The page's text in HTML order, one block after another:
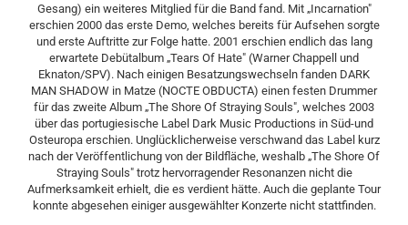
Gesang) ein weiteres Mitglied für die Band fand. Mit „Incarnation"
erschien 2000 das erste Demo, welches bereits für Aufsehen sorgte
und erste Auftritte zur Folge hatte. 2001 erschien endlich das lang
erwartete Debütalbum „Tears Of Hate" (Warner Chappell und
Eknaton/SPV). Nach einigen Besatzungswechseln fanden DARK
MAN SHADOW in Matze (NOCTE OBDUCTA) einen festen Drummer
für das zweite Album „The Shore Of Straying Souls", welches 2003
über das portugiesische Label Dark Music Productions in Süd-und
Osteuropa erschien. Unglücklicherweise verschwand das Label kurz
nach der Veröffentlichung von der Bildfläche, weshalb „The Shore Of
Straying Souls" trotz hervorragender Resonanzen nicht die
Aufmerksamkeit erhielt, die es verdient hätte. Auch die geplante Tour
konnte abgesehen einiger ausgewählter Konzerte nicht stattfinden.